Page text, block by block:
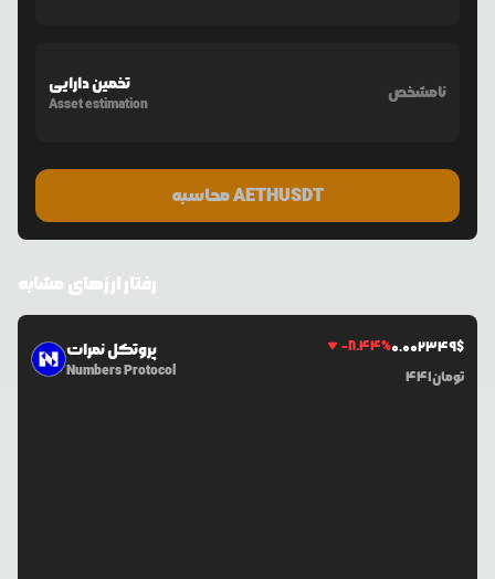
تخمین دارایی
Asset estimation
نامشخص
محاسبه AETHUSDT
رفتار ارزهای مشابه
پروتکل نمرات
Numbers Protocol
-8.44%0.002349$
441تومان